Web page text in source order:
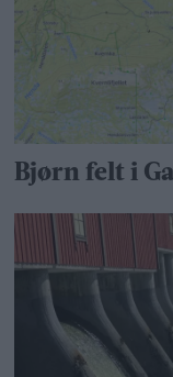
Bjørn felt i